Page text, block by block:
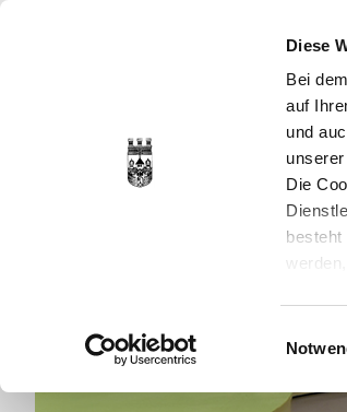
Diese
Bei
auf
und
Die